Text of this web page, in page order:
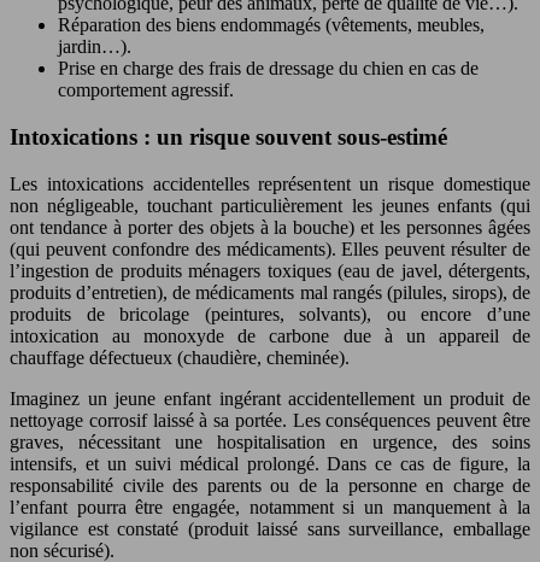
Réparation des biens endommagés (vêtements, meubles,
jardin…).
Prise en charge des frais de dressage du chien en cas de
comportement agressif.
Intoxications : un risque souvent sous-estimé
Les intoxications accidentelles représentent un risque domestique
non négligeable, touchant particulièrement les jeunes enfants (qui
ont tendance à porter des objets à la bouche) et les personnes âgées
(qui peuvent confondre des médicaments). Elles peuvent résulter de
l’ingestion de produits ménagers toxiques (eau de javel, détergents,
produits d’entretien), de médicaments mal rangés (pilules, sirops), de
produits de bricolage (peintures, solvants), ou encore d’une
intoxication au monoxyde de carbone due à un appareil de
chauffage défectueux (chaudière, cheminée).
Imaginez un jeune enfant ingérant accidentellement un produit de
nettoyage corrosif laissé à sa portée. Les conséquences peuvent être
graves, nécessitant une hospitalisation en urgence, des soins
intensifs, et un suivi médical prolongé. Dans ce cas de figure, la
responsabilité civile des parents ou de la personne en charge de
l’enfant pourra être engagée, notamment si un manquement à la
vigilance est constaté (produit laissé sans surveillance, emballage
non sécurisé).